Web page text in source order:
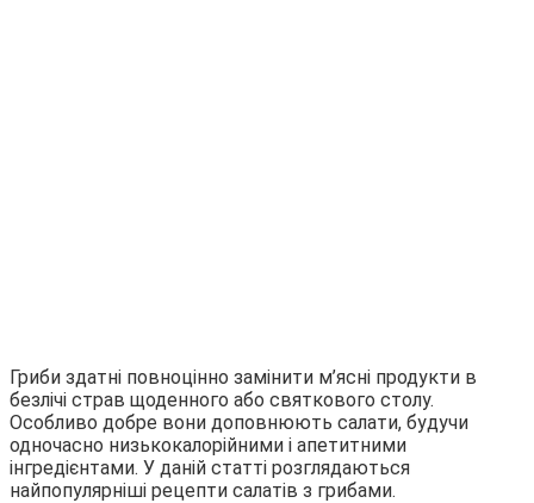
Гриби здатні повноцінно замінити м’ясні продукти в
безлічі страв щоденного або святкового столу.
Особливо добре вони доповнюють салати, будучи
одночасно низькокалорійними і апетитними
інгредієнтами. У даній статті розглядаються
найпопулярніші рецепти салатів з грибами.